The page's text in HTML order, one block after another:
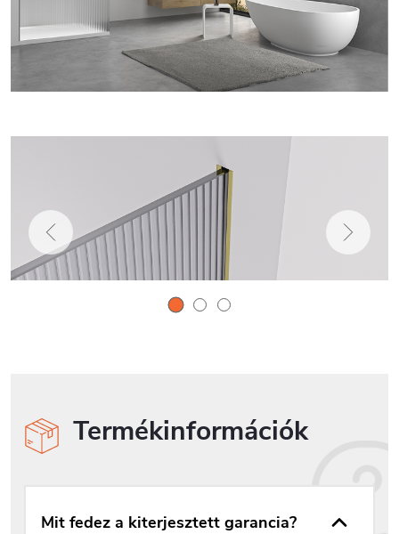
Termékinformációk
Mit fedez a kiterjesztett garancia?